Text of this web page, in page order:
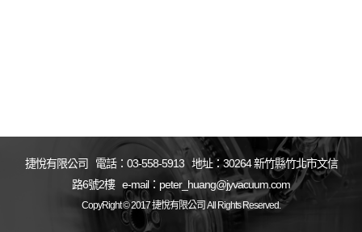
捷悅有限公司 電話：03-558-5913 地址：30264 新竹縣竹北市文信
路6號2樓 e-mail：peter_huang@jyvacuum.com
CopyRight © 2017 捷悅有限公司 All Rights Reserved.